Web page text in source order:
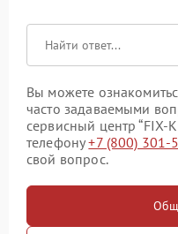
Вы можете
часто задаваемыми
сервисный центр “FIX-
телефону+7 (800) 301-
свой вопрос.